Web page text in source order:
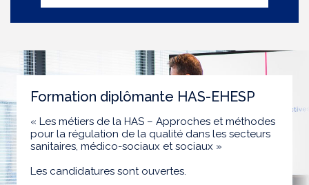
Formation diplômante HAS-EHESP
« Les métiers de la HAS – Approches et méthodes
pour la régulation de la qualité dans les secteurs
sanitaires, médico-sociaux et sociaux »
Les candidatures sont ouvertes.